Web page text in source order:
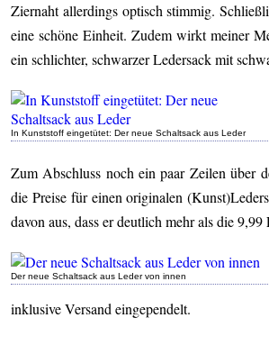
Ziernaht allerdings optisch stimmig.
eine schöne Einheit. Zudem wirkt meiner
ein schlichter, schwarzer Ledersack mit
In Kunststoff eingetütet: Der neue Schaltsack aus Leder
Zum Abschluss noch ein paar Zeilen über
die Preise für einen originalen
davon aus, dass er deutlich mehr als die
Der neue Schaltsack aus Leder von innen
inklusive Versand eingependelt.